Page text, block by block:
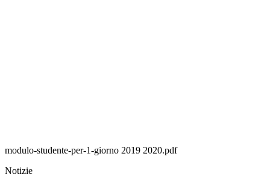
modulo-studente-per-1-giorno 2019 2020.pdf
Notizie